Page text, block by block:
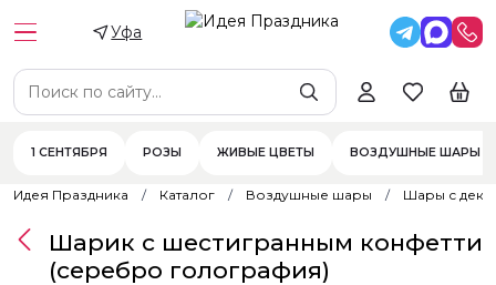
Уфа
1 СЕНТЯБРЯ РОЗЫ ЖИВЫЕ ЦВЕТЫ ВОЗДУШНЫЕ ШАРЫ
Идея Праздника Каталог Воздушные шары Шары с
Шарик с шестигранным конфетти
(серебро голография)